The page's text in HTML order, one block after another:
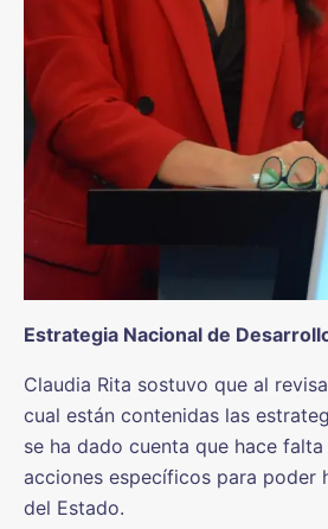
Estrategia Nacional de
Claudia Rita sostuvo que al
cual están contenidas las
se ha dado cuenta que hace
acciones específicos para poder
del Estado.